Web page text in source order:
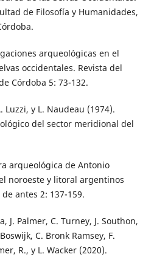
de Filosofía y Humanidades,
arqueológicas en el
occidentales. Revista del
Córdoba 5: 73-132.
Luzzi, y L. Naudeau (1974).
del sector meridional del
arqueológica de Antonio
noroeste y litoral argentinos
antes 2: 137-159.
J. Palmer, C. Turney, J. Southon,
C. Bronk Ramsey, F.
R., y L. Wacker (2020).